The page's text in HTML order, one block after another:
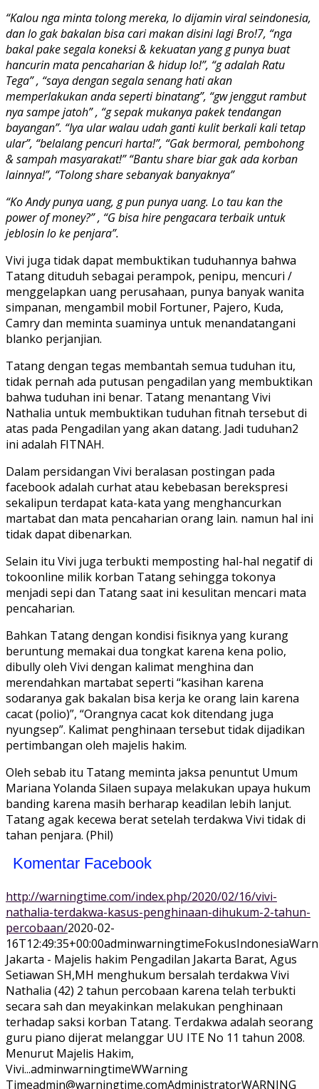
“Kalou nga minta tolong mereka, lo dijamin viral seindonesia,
dan lo gak bakalan bisa cari makan disini lagi Bro!7, “nga
bakal pake segala koneksi & kekuatan yang g punya buat
hancurin mata pencaharian & hidup lo!”, “g adalah Ratu
Tega” , “saya dengan segala senang hati akan
memperlakukan anda seperti binatang”, “gw jenggut rambut
nya sampe jatoh” , “g sepak mukanya pakek tendangan
bayangan”. “Iya ular walau udah ganti kulit berkali kali tetap
ular”, “belalang pencuri harta!”, “Gak bermoral, pembohong
& sampah masyarakat!” “Bantu share biar gak ada korban
lainnya!”, “Tolong share sebanyak banyaknya”
“Ko Andy punya uang, g pun punya uang. Lo tau kan the
power of money?” , “G bisa hire pengacara terbaik untuk
jeblosin lo ke penjara”.
Vivi juga tidak dapat membuktikan tuduhannya bahwa
Tatang dituduh sebagai perampok, penipu, mencuri /
menggelapkan uang perusahaan, punya banyak wanita
simpanan, mengambil mobil Fortuner, Pajero, Kuda,
Camry dan meminta suaminya untuk menandatangani
blanko perjanjian.
Tatang dengan tegas membantah semua tuduhan itu,
tidak pernah ada putusan pengadilan yang membuktikan
bahwa tuduhan ini benar. Tatang menantang Vivi
Nathalia untuk membuktikan tuduhan fitnah tersebut di
atas pada Pengadilan yang akan datang. Jadi tuduhan2
ini adalah FITNAH.
Dalam persidangan Vivi beralasan postingan pada
facebook adalah curhat atau kebebasan berekspresi
sekalipun terdapat kata-kata yang menghancurkan
martabat dan mata pencaharian orang lain. namun hal ini
tidak dapat dibenarkan.
Selain itu Vivi juga terbukti memposting hal-hal negatif di
tokoonline milik korban Tatang sehingga tokonya
menjadi sepi dan Tatang saat ini kesulitan mencari mata
pencaharian.
Bahkan Tatang dengan kondisi fisiknya yang kurang
beruntung memakai dua tongkat karena kena polio,
dibully oleh Vivi dengan kalimat menghina dan
merendahkan martabat seperti “kasihan karena
sodaranya gak bakalan bisa kerja ke orang lain karena
cacat (polio)”, “Orangnya cacat kok ditendang juga
nyungsep”. Kalimat penghinaan tersebut tidak dijadikan
pertimbangan oleh majelis hakim.
Oleh sebab itu Tatang meminta jaksa penuntut Umum
Mariana Yolanda Silaen supaya melakukan upaya hukum
banding karena masih berharap keadilan lebih lanjut.
Tatang agak kecewa berat setelah terdakwa Vivi tidak di
tahan penjara. (Phil)
Komentar Facebook
http://warningtime.com/index.php/2020/02/16/vivi-
nathalia-terdakwa-kasus-penghinaan-dihukum-2-tahun-
percobaan/2020-02-
16T12:49:35+00:00adminwarningtimeFokusIndonesia
Jakarta - Majelis hakim Pengadilan Jakarta Barat, Agus
Setiawan SH,MH menghukum bersalah terdakwa Vivi
Nathalia (42) 2 tahun percobaan karena telah terbukti
secara sah dan meyakinkan melakukan penghinaan
terhadap saksi korban Tatang. Terdakwa adalah seorang
guru piano dijerat melanggar UU ITE No 11 tahun 2008.
Menurut Majelis Hakim,
Vivi...adminwarningtimeWWarning
Timeadmin@warningtime.comAdministratorWARNING